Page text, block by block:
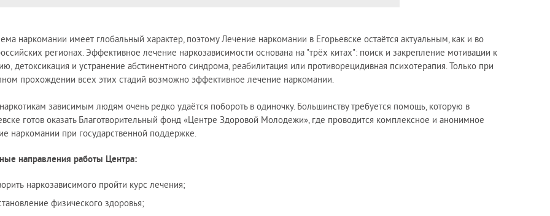
стационаре
Довженко
Шичко
вытрезвление
запоя в стационаре
от похмелья
Электроимпульсное
наркомании имеет глобальный характер, поэтому Лечение наркомании в Егорьевске остаётся актуальным, как и во
регионах. Эффективное лечение наркозависимости основана на "трёх китах": поиск и закрепление мотивации к
детоксикация и устранение абстинентного синдрома, реабилитация или противорецидивная психотерапия. Только при
прохождении всех этих стадий возможно эффективное лечение наркомании.
наркотикам зависимым людям очень редко удаётся побороть в одиночку. Большинству требуется помощь, которую в
готов оказать Благотворительный фонд «Центре Здоровой Молодежи», где проводится комплексное и анонимное
наркомании при государственной поддержке.
направления работы Центра:
наркозависимого пройти курс лечения;
физического здоровья;